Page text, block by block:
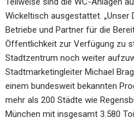
Wickeltisch ausgestattet. „Unser
Betriebe und Partner für die
Öffentlichkeit zur Verfügung zu
Stadtzentrum noch weiter
Stadtmarketingleiter Michael
einem bundesweit bekannten
mehr als 200 Städte wie
München mit insgesamt 3.580